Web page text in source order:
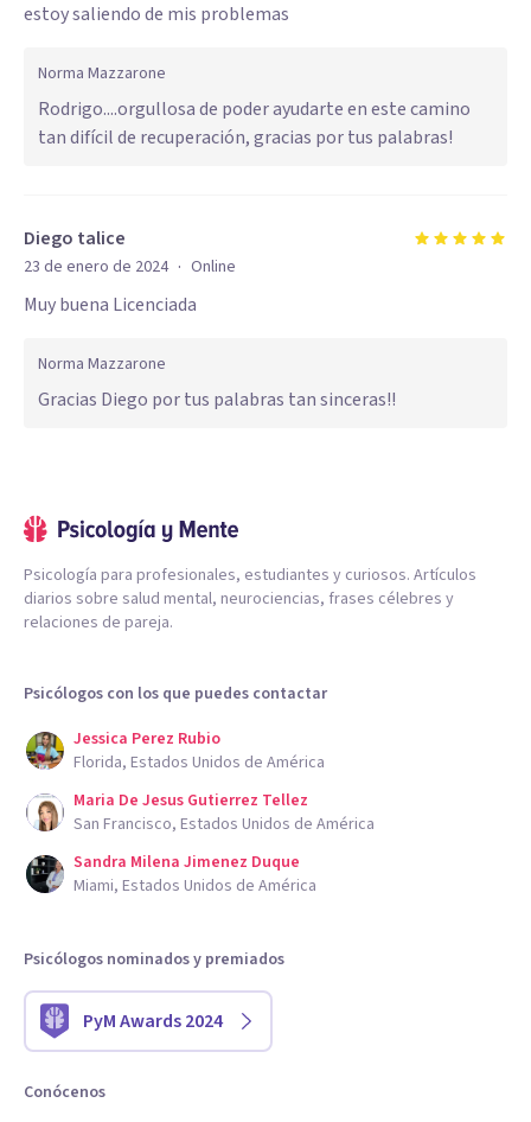
estoy saliendo de mis problemas
Norma Mazzarone
Rodrigo....orgullosa de poder ayudarte en este camino
tan difícil de recuperación, gracias por tus palabras!
Diego talice
23 de enero de 2024 · Online
Muy buena Licenciada
Norma Mazzarone
Gracias Diego por tus palabras tan sinceras!!
Psicología para profesionales, estudiantes y curiosos. Artículos
diarios sobre salud mental, neurociencias, frases célebres y
relaciones de pareja.
Psicólogos con los que puedes contactar
Jessica Perez Rubio
Florida, Estados Unidos de América
Maria De Jesus Gutierrez Tellez
San Francisco, Estados Unidos de América
Sandra Milena Jimenez Duque
Miami, Estados Unidos de América
Psicólogos nominados y premiados
PyM Awards 2024
Conócenos